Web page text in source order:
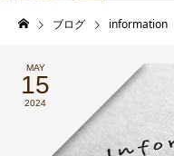
ブログ information
MAY
15
2024